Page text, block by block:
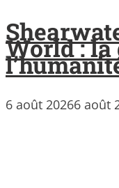
World :
6 août 20266 août